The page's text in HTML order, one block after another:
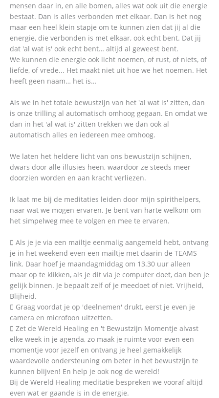
mensen daar in, en alle bomen, alles wat ook uit die energie
bestaat. Dan is alles verbonden met elkaar. Dan is het nog
maar een heel klein stapje om te kunnen zien dat jij al die
energie, die verbonden is met elkaar, ook echt bent. Dat jij
dat 'al wat is' ook echt bent… altijd al geweest bent.
We kunnen die energie ook licht noemen, of rust, of niets, of
liefde, of vrede... Het maakt niet uit hoe we het noemen. Het
heeft geen naam… het is…
Als we in het totale bewustzijn van het 'al wat is' zitten, dan
is onze trilling al automatisch omhoog gegaan. En omdat we
dan in het 'al wat is' zitten trekken we dan ook al
automatisch alles en iedereen mee omhoog.
We laten het heldere licht van ons bewustzijn schijnen,
dwars door alle illusies heen, waardoor ze steeds meer
doorzien worden en aan kracht verliezen.
Ik laat me bij de meditaties leiden door mijn spirithelpers,
naar wat we mogen ervaren. Je bent van harte welkom om
het simpelweg mee te volgen en mee te ervaren.
 Als je je via een mailtje eenmalig aangemeld hebt, ontvang
je in het weekend even een mailtje met daarin de TEAMS
link. Daar hoef je maandagmiddag om 13.30 uur alleen
maar op te klikken, als je dit via je computer doet, dan ben je
gelijk binnen. Je bepaalt zelf of je meedoet of niet. Vrijheid,
Blijheid.
 Graag voordat je op 'deelnemen' drukt, eerst je even je
camera en microfoon uitzetten.
 Zet de Wereld Healing en 't Bewustzijn Momentje alvast
elke week in je agenda, zo maak je ruimte voor even een
momentje voor jezelf en ontvang je heel gemakkelijk
waardevolle ondersteuning om beter in het bewustzijn te
kunnen blijven! En help je ook nog de wereld!
Bij de Wereld Healing meditatie bespreken we vooraf altijd
even wat er gaande is in de energie.